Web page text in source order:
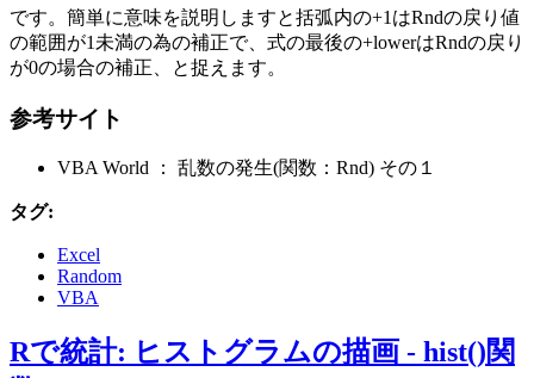
です。簡単に意味を説明しますと括弧内の+1はRndの戻り値
の範囲が1未満の為の補正で、式の最後の+lowerはRndの戻り
が0の場合の補正、と捉えます。
参考サイト
VBA World ： 乱数の発生(関数：Rnd) その１
タグ:
Excel
Random
VBA
Rで統計: ヒストグラムの描画 - hist()関